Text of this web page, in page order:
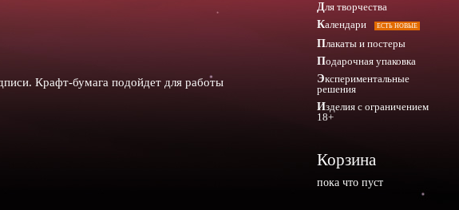
Крафт-бумага подойдет для работы
Для творчества
Календари
ЕСТЬ НОВЫЕ
Плакаты и постеры
Подарочная упаковка
Экспериментальные
решения
Изделия с ограничением
18+
Корзина
пока что пуст